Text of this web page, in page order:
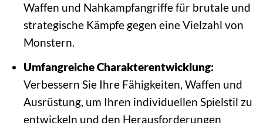
Waffen und Nahkampfangriffe für brutale und
strategische Kämpfe gegen eine Vielzahl von
Monstern.
Umfangreiche Charakterentwicklung:
Verbessern Sie Ihre Fähigkeiten, Waffen und
Ausrüstung, um Ihren individuellen Spielstil zu
entwickeln und den Herausforderungen